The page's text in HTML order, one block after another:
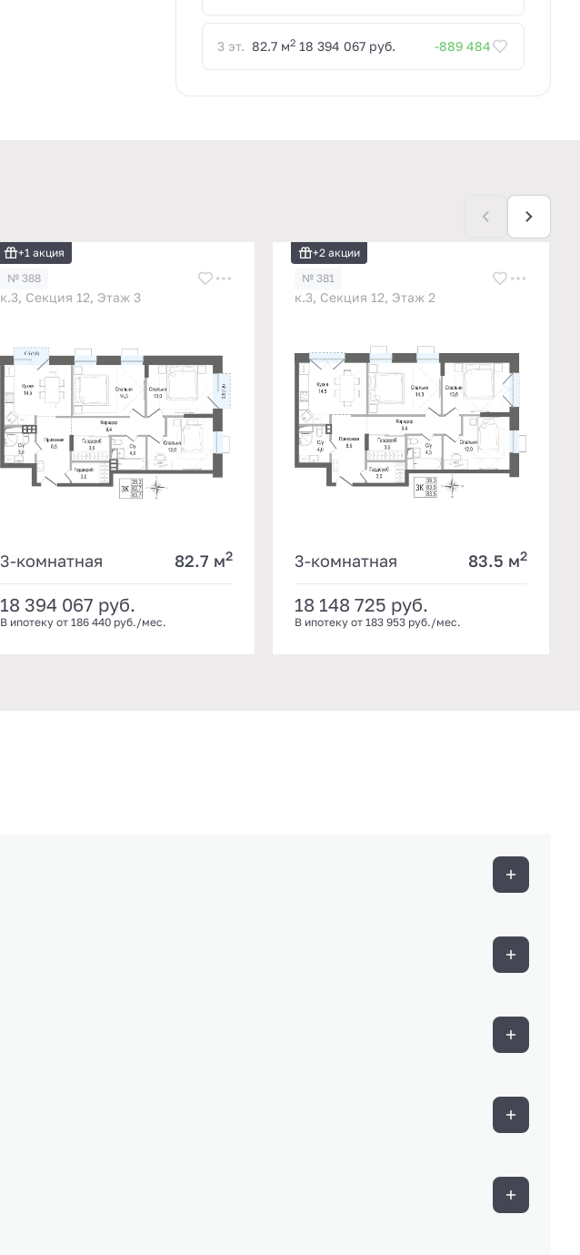
3 эт. 82.7 м2 18 394 067 руб. -889 484
+1 акция
№ 388
к.3, Секция 12, Этаж 3
3-комнатная 82.7 м2
18 394 067 руб.
В ипотеку от 186 440 руб./мес.
+2 акции
№ 381
к.3, Секция 12, Этаж 2
3-комнатная 83.5 м2
18 148 725 руб.
В ипотеку от 183 953 руб./мес.